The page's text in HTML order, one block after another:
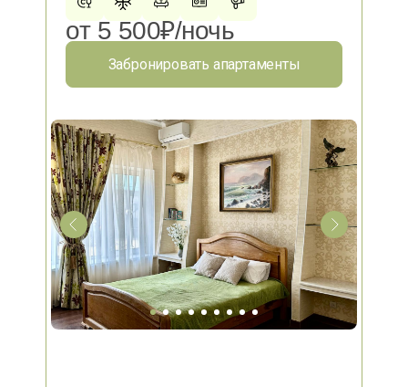
от 5 500₽/ночь
Забронировать апартаменты